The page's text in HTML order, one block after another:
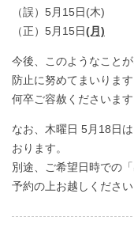
（誤）5月15日(木)
（正）5月15日(月)
今後、このようなこと
防止に努めてまいります
何卒ご容赦くださいま
なお、木曜日 5月18日は
おります。
別途、ご希望日時での
予約の上お越しください